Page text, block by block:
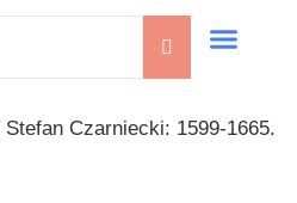
Czarniecki: 1599-1665.